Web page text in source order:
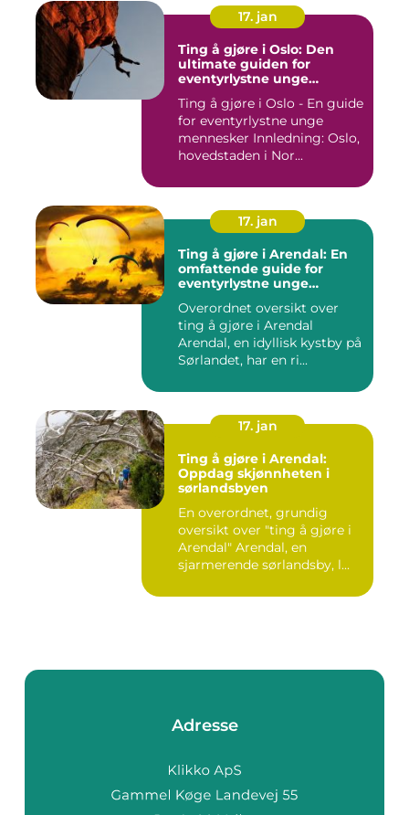
17. jan
Ting å gjøre i Oslo: Den
ultimate guiden for
eventyrlystne unge
Ting å gjøre i Oslo - En guide
for eventyrlystne unge
mennesker Innledning: Oslo,
hovedstaden i Nor...
17. jan
Ting å gjøre i Arendal: En
omfattende guide for
eventyrlystne unge
Overordnet oversikt over
ting å gjøre i Arendal
Arendal, en idyllisk kystby på
Sørlandet, har en ri...
17. jan
Ting å gjøre i Arendal:
Oppdag skjønnheten i
sørlandsbyen
En overordnet, grundig
oversikt over "ting å gjøre i
Arendal" Arendal, en
sjarmerende sørlandsby, l...
Adresse